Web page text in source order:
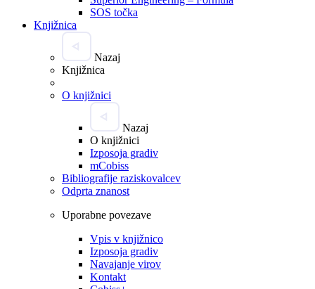
SOS točka
Knjižnica
Nazaj
Knjižnica
O knjižnici
Nazaj
O knjižnici
Izposoja gradiv
mCobiss
Bibliografije raziskovalcev
Odprta znanost
Uporabne povezave
Vpis v knjižnico
Izposoja gradiv
Navajanje virov
Kontakt